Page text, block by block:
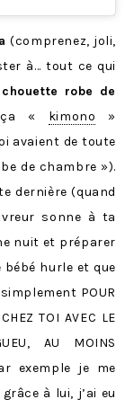
(comprenez, joli,
à… tout ce qui
robe de
ça « kimono »
avaient de toute
de chambre »).
dernière (quand
sonne à ta
nuit et préparer
hurle et que
POUR
TOI AVEC LE
AU MOINS
exemple je me
à lui, j’ai eu